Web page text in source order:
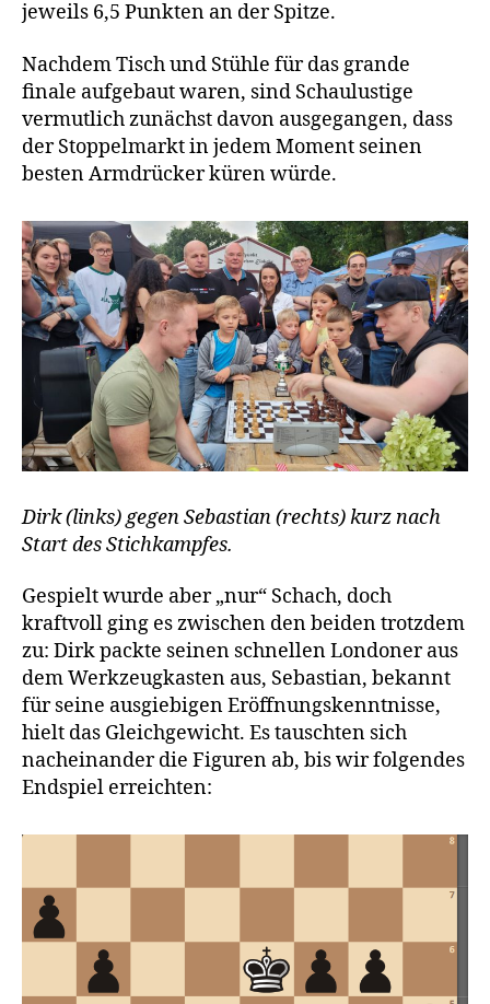
jeweils 6,5 Punkten an der Spitze.
Nachdem Tisch und Stühle für das grande
finale aufgebaut waren, sind Schaulustige
vermutlich zunächst davon ausgegangen, dass
der Stoppelmarkt in jedem Moment seinen
besten Armdrücker küren würde.
Dirk (links) gegen Sebastian (rechts) kurz nach
Start des Stichkampfes.
Gespielt wurde aber „nur“ Schach, doch
kraftvoll ging es zwischen den beiden trotzdem
zu: Dirk packte seinen schnellen Londoner aus
dem Werkzeugkasten aus, Sebastian, bekannt
für seine ausgiebigen Eröffnungskenntnisse,
hielt das Gleichgewicht. Es tauschten sich
nacheinander die Figuren ab, bis wir folgendes
Endspiel erreichten: